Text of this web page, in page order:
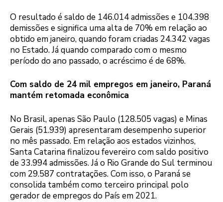
O resultado é saldo de 146.014 admissões e 104.398
demissões e significa uma alta de 70% em relação ao
obtido em janeiro, quando foram criadas 24.342 vagas
no Estado. Já quando comparado com o mesmo
período do ano passado, o acréscimo é de 68%.
Com saldo de 24 mil empregos em janeiro, Paraná
mantém retomada econômica
No Brasil, apenas São Paulo (128.505 vagas) e Minas
Gerais (51.939) apresentaram desempenho superior
no mês passado. Em relação aos estados vizinhos,
Santa Catarina finalizou fevereiro com saldo positivo
de 33.994 admissões. Já o Rio Grande do Sul terminou
com 29.587 contratações. Com isso, o Paraná se
consolida também como terceiro principal polo
gerador de empregos do País em 2021.